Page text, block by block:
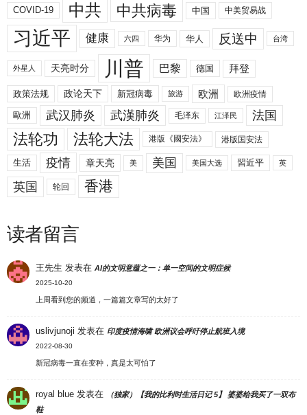
COVID-19 中共 中共病毒 中国 中美贸易战
习近平 健康 六四 华为 华人 反送中 台湾
外星人 天亮时分 川普 巴黎 德国 拜登
政策法规 政论天下 新冠病毒 旅游 欧洲 欧洲疫情
歐洲 武汉肺炎 武漢肺炎 毛泽东 江泽民 法国
法轮功 法轮大法 港版《國安法》 港版国安法
生活 疫情 章天亮 美 美国 美国大选 習近平 英
英国 轮回 香港
读者留言
王先生 发表在AI的文明意蕴之一：单一空间的文明症候
2025-10-20
上周看到您的频道，一篇篇文章写的太好了
uslivjunoji 发表在 印度疫情海啸 欧洲议会呼吁停止航班入境
2022-08-30
新冠病毒一直在变种，真是太可怕了
royal blue 发表在
（独家）【我的比利时生活日记 5】 婆婆给我买了一双布
鞋